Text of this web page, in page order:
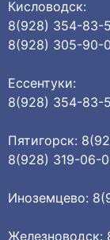
Кисловодск:
8(928) 354-83-
8(928) 305-90-
Ессентуки:
8(928) 354-83-
Пятигорск:
8(928) 319-06-
Иноземцево: